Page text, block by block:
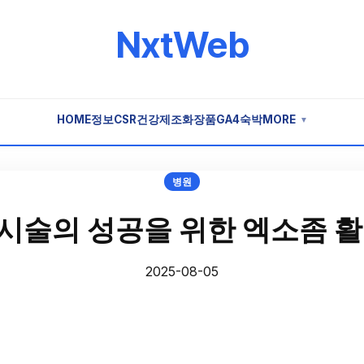
NxtWeb
HOME정보CSR건강제조화장품GA4숙박MORE ▼
병원
술의 성공을 위한 엑소좀
2025-08-05